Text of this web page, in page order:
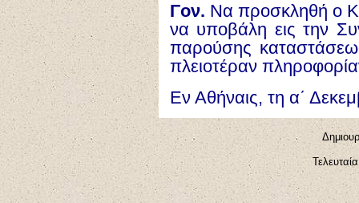
Γον. Να προσκληθή ο
να υποβάλη εις την
παρούσης
πλειοτέραν
Εν Αθήναις, τη α΄